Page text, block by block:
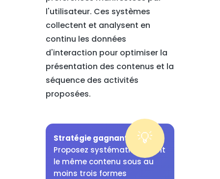
l'utilisateur. Ces systèmes
collectent et analysent en
continu les données
d'interaction pour optimiser la
présentation des contenus et la
séquence des activités
proposées.
Stratégie gagnante :
Proposez systématiquement
le même contenu sous au
moins trois formes